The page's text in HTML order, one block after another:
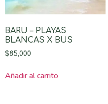
BARU – PLAYAS
BLANCAS X BUS
$85,000
Añadir al carrito